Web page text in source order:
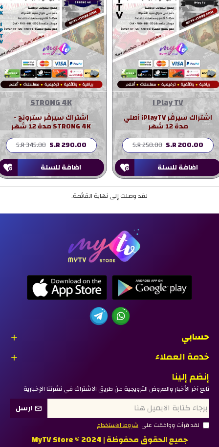
I Play TV
اشتراك سيرڤر iPlayTV أصلي
مدة 12 شهر
S.R 200.00
S.R 250.00
اضافة للسلة
STRONG 4K
اشتراك سيرڤر سترونج -
STRONG 4K مدة 12 شهر
S.R 290.00
S.R 345.00
اضافة للسلة
لقد وصلت إلى نهاية القائمة.
حسابي
خدمة العملاء
إنضم إلينا
تابع آخر الأخبار والعروض الترويجية عن طريق الاشتراك في نشرتنا الإخبارية
ارسل
لقد قرأت ووافقت على شروط الاستخدام
جميع الحقوق محفوظة | MyTV Store © 2024